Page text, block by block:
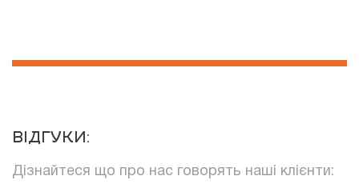
ВІДГУКИ:
Дізнайтеся що про нас говорять наші клієнти: